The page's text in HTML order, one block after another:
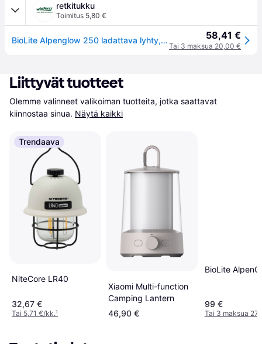
retkitukku
Toimitus 5,80 €
BioLite Alpenglow 250 ladattava lyhty, sininen 58,41 €
Tai 3 maksua 20,00 €
Liittyvät tuotteet
Olemme valinneet valikoiman tuotteita, jotka saattavat
kiinnostaa sinua. Näytä kaikki
Trendaava
NiteCore LR40
32,67 €
Tai 5,71 €/kk.¹
Xiaomi Multi-function
Camping Lantern
46,90 €
BioLite
99 €
Tai 3 maksua